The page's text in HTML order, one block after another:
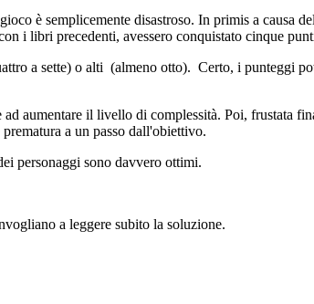
è semplicemente disastroso. In primis a causa
i libri precedenti, avessero conquistato cinque
a sette) o alti (almeno otto). Certo, i punteggi
aumentare il livello di complessità. Poi, frustata
a un passo dall'obiettivo.
personaggi sono davvero ottimi.
a leggere subito la soluzione.